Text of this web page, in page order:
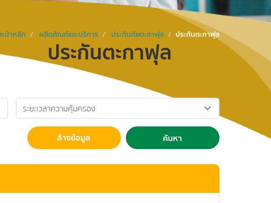
หน้าหลัก ผลิตภัณฑ์และบริการ ประกันภัยตะกาฟุล ประกันตะกาฟุล
ประกันตะกาฟุล
ล้างข้อมูล